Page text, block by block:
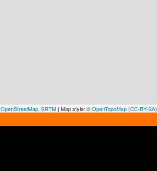
OpenStreetMap, SRTM| Map style: ©OpenTopoMap(CC-BY-SA)